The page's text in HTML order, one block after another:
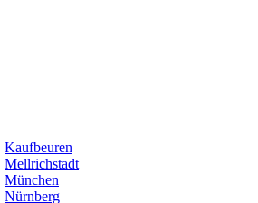
Kaufbeuren
Mellrichstadt
München
Nürnberg